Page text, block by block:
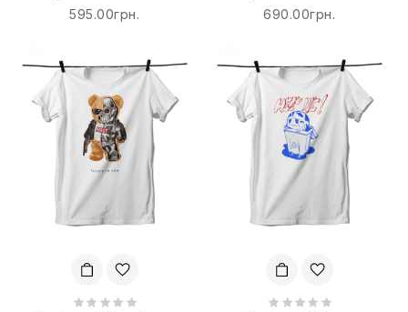
595.00грн. 690.00грн.